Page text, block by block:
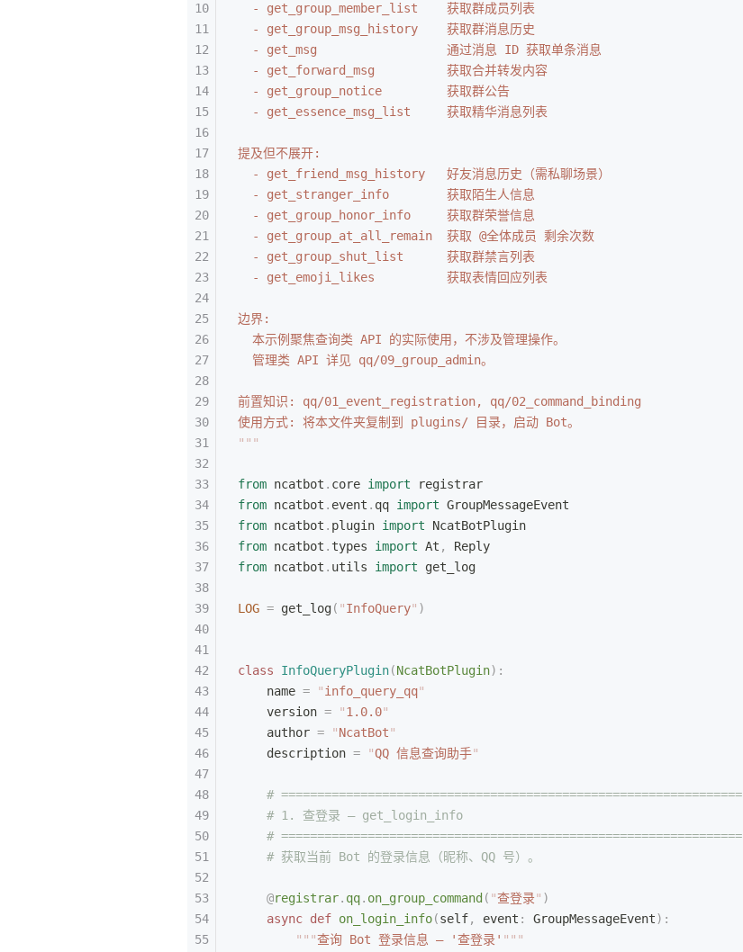
  - get_group_member_list    获取群成员列表
  - get_group_msg_history    获取群消息历史
  - get_msg                  通过消息 ID 获取单条消息
  - get_forward_msg          获取合并转发内容
  - get_group_notice         获取群公告
  - get_essence_msg_list     获取精华消息列表
提及但不展开:
  - get_friend_msg_history   好友消息历史（需私聊场景）
  - get_stranger_info        获取陌生人信息
  - get_group_honor_info     获取群荣誉信息
  - get_group_at_all_remain  获取 @全体成员 剩余次数
  - get_group_shut_list      获取群禁言列表
  - get_emoji_likes          获取表情回应列表
边界:
  本示例聚焦查询类 API 的实际使用，不涉及管理操作。
  管理类 API 详见 qq/09_group_admin。
前置知识: qq/01_event_registration, qq/02_command_binding
使用方式: 将本文件夹复制到 plugins/ 目录，启动 Bot。
"""
from ncatbot . core import registrar
from ncatbot . event . qq import GroupMessageEvent
from ncatbot . plugin import NcatBotPlugin
from ncatbot . types import At ,
Reply
from ncatbot . utils import get_log
LOG = get_log( "InfoQuery" )
class InfoQueryPlugin(NcatBotPlugin):
    name
= "info_query_qq"
    version
= "1.0.0"
    author
= "NcatBot"
    description
= "QQ 信息查询助手"
    # ================================================================
    # 1. 查登录 — get_login_info
    # ================================================================
    # 获取当前 Bot 的登录信息（昵称、QQ 号）。
    @
registrar. qq. on_group_command ( "查登录" )
    async
def on_login_info(self, event : GroupMessageEvent):
        """
查询 Bot 登录信息 — '查登录' """